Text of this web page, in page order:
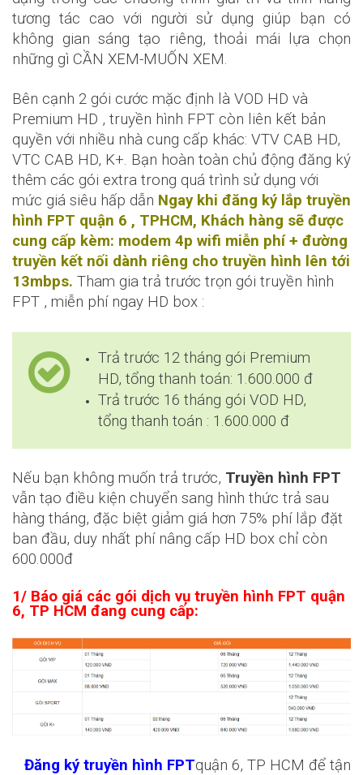
tương tác cao với người sử dụng giúp bạn có
không gian sáng tạo riêng, thoải mái lựa chọn
những gì CẦN XEM-MUỐN XEM.
Bên cạnh 2 gói cước mặc định là VOD HD và
Premium HD , truyền hình FPT còn liên kết bản
quyền với nhiều nhà cung cấp khác: VTV CAB HD,
VTC CAB HD, K+. Bạn hoàn toàn chủ động đăng ký
thêm các gói extra trong quá trình sử dụng với
mức giá siêu hấp dẫn Ngay khi đăng ký lắp truyền
hình FPT quận 6 , TPHCM, Khách hàng sẽ được
cung cấp kèm: modem 4p wifi miễn phí + đường
truyền kết nối dành riêng cho truyền hình lên tới
13mbps. Tham gia trả trước trọn gói truyền hình
FPT , miễn phí ngay HD box :
Trả trước 12 tháng gói Premium
HD, tổng thanh toán: 1.600.000 đ
Trả trước 16 tháng gói VOD HD,
tổng thanh toán : 1.600.000 đ
Nếu bạn không muốn trả trước, Truyền hình FPT
vẫn tạo điều kiện chuyển sang hình thức trả sau
hàng tháng, đặc biệt giảm giá hơn 75% phí lắp đặt
ban đầu, duy nhất phí nâng cấp HD box chỉ còn
600.000đ
1/ Báo giá các gói dịch vụ truyền hình FPT quận
6, TP HCM đang cung cấp:
Đăng ký truyền hình FPTquận 6, TP HCM để tận